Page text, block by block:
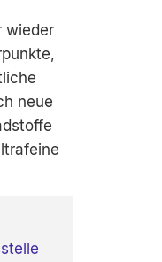
wieder
neue